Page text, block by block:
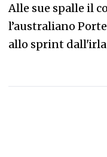
Alle sue spalle il
l’australiano
allo sprint